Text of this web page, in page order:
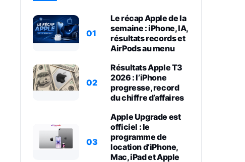
01
Le récap Apple de la
semaine : iPhone, IA,
résultats records et
AirPods au menu
02
Résultats Apple T3
2026 : l’iPhone
progresse, record
du chiffre d’affaires
03
Apple Upgrade est
officiel : le
programme de
location d’iPhone,
Mac, iPad et Apple